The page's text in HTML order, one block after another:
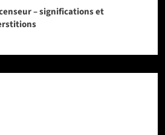
– significations et